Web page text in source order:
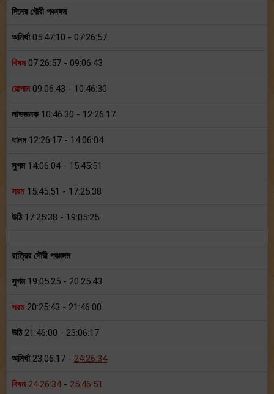
দিনের গৌরী পঞ্চাঙ্গম
অমির্ধা05:47:10 - 07:26:57
বিষম07:26:57 - 09:06:43
রোগাম09:06:43 - 10:46:30
লাভজনক 10:46:30 - 12:26:17
ধানম12:26:17 - 14:06:04
সুগম14:06:04 - 15:45:51
সরম15:45:51 - 17:25:38
উঠি17:25:38 - 19:05:25
রাত্রির গৌরী পঞ্চাঙ্গম
সুগম19:05:25 - 20:25:43
সরম20:25:43 - 21:46:00
উঠি21:46:00 - 23:06:17
অমির্ধা23:06:17 - 24:26:34
বিষম 24:26:34- 25:46:51